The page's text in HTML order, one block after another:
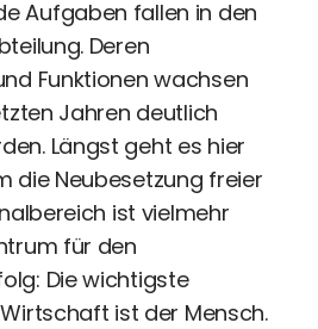
Offene
Stellen
Compliance
Kontakt
Theme-
Wechseln
Aufgaben fallen in den
Deren
Funktionen wachsen
Jahren deutlich
Längst geht es hier
die Neubesetzung freier
ist vielmehr
für den
Die wichtigste
ist der Mensch.